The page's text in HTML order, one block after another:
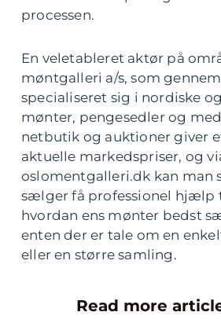
processen.
En veletableret aktør på
møntgalleri a/s, som
specialiseret sig i nordiske
mønter, pengesedler og
netbutik og auktioner giver
aktuelle markedspriser, og
oslomentgalleri.dk kan man
sælger få professionel hjælp
hvordan ens mønter bedst
enten der er tale om en
eller en større samling.
Read more